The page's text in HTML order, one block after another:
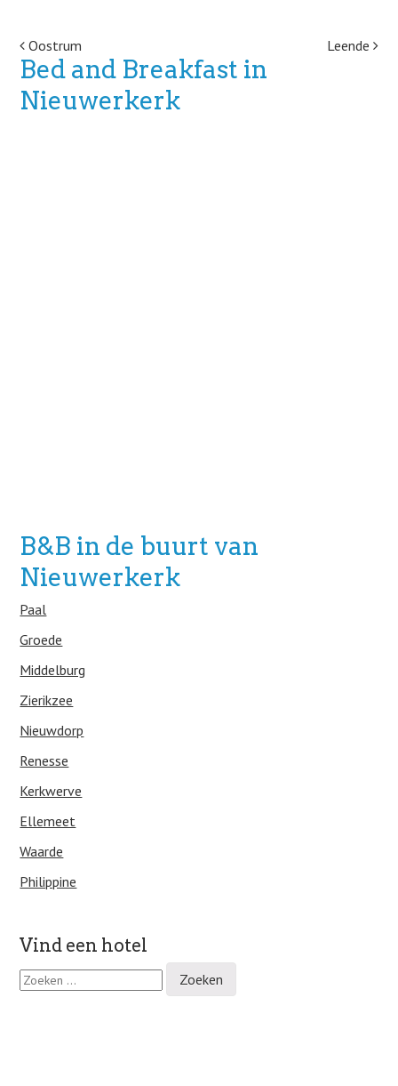
Post navigation
Oostrum Leende
Bed and Breakfast in
Nieuwerkerk
B&B in de buurt van
Nieuwerkerk
Paal
Groede
Middelburg
Zierikzee
Nieuwdorp
Renesse
Kerkwerve
Ellemeet
Waarde
Philippine
Vind een hotel
Z
o